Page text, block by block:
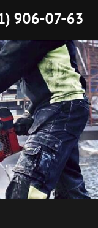
906-07-63